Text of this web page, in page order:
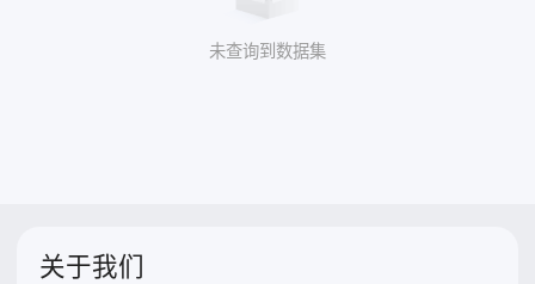
未查询到数据集
关于我们